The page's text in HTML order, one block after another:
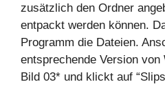
zusätzlich den Ordner
entpackt werden können.
Programm die Dateien.
entsprechende Version
Bild 03* und klickt auf